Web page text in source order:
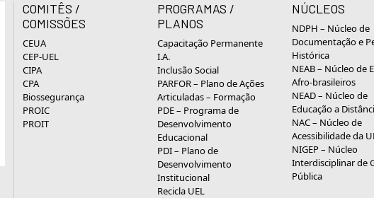
COMITÊS /
COMISSÕES
CEUA
CEP-UEL
CIPA
CPA
Biossegurança
PROIC
PROIT
PROGRAMAS /
PLANOS
Capacitação Permanente
I.A.
Inclusão Social
PARFOR – Plano de Ações
Articuladas – Formação
PDE – Programa de
Desenvolvimento
Educacional
PDI – Plano de
Desenvolvimento
Institucional
Recicla UEL
NÚCLEOS
NDPH – Núcleo de
Documentação e
Histórica
NEAB – Núcleo de
Afro-brasileiros
NEAD – Núcleo de
Educação a
NAC – Núcleo de
Acessibilidade da
NIGEP – Núcleo
Interdisciplinar de
Pública